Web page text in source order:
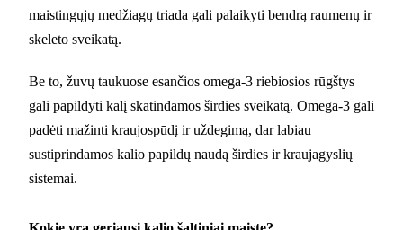
maistingųjų medžiagų triada gali palaikyti bendrą raumenų ir
skeleto sveikatą.
Be to, žuvų taukuose esančios omega-3 riebiosios rūgštys
gali papildyti kalį skatindamos širdies sveikatą. Omega-3 gali
padėti mažinti kraujospūdį ir uždegimą, dar labiau
sustiprindamos kalio papildų naudą širdies ir kraujagyslių
sistemai.